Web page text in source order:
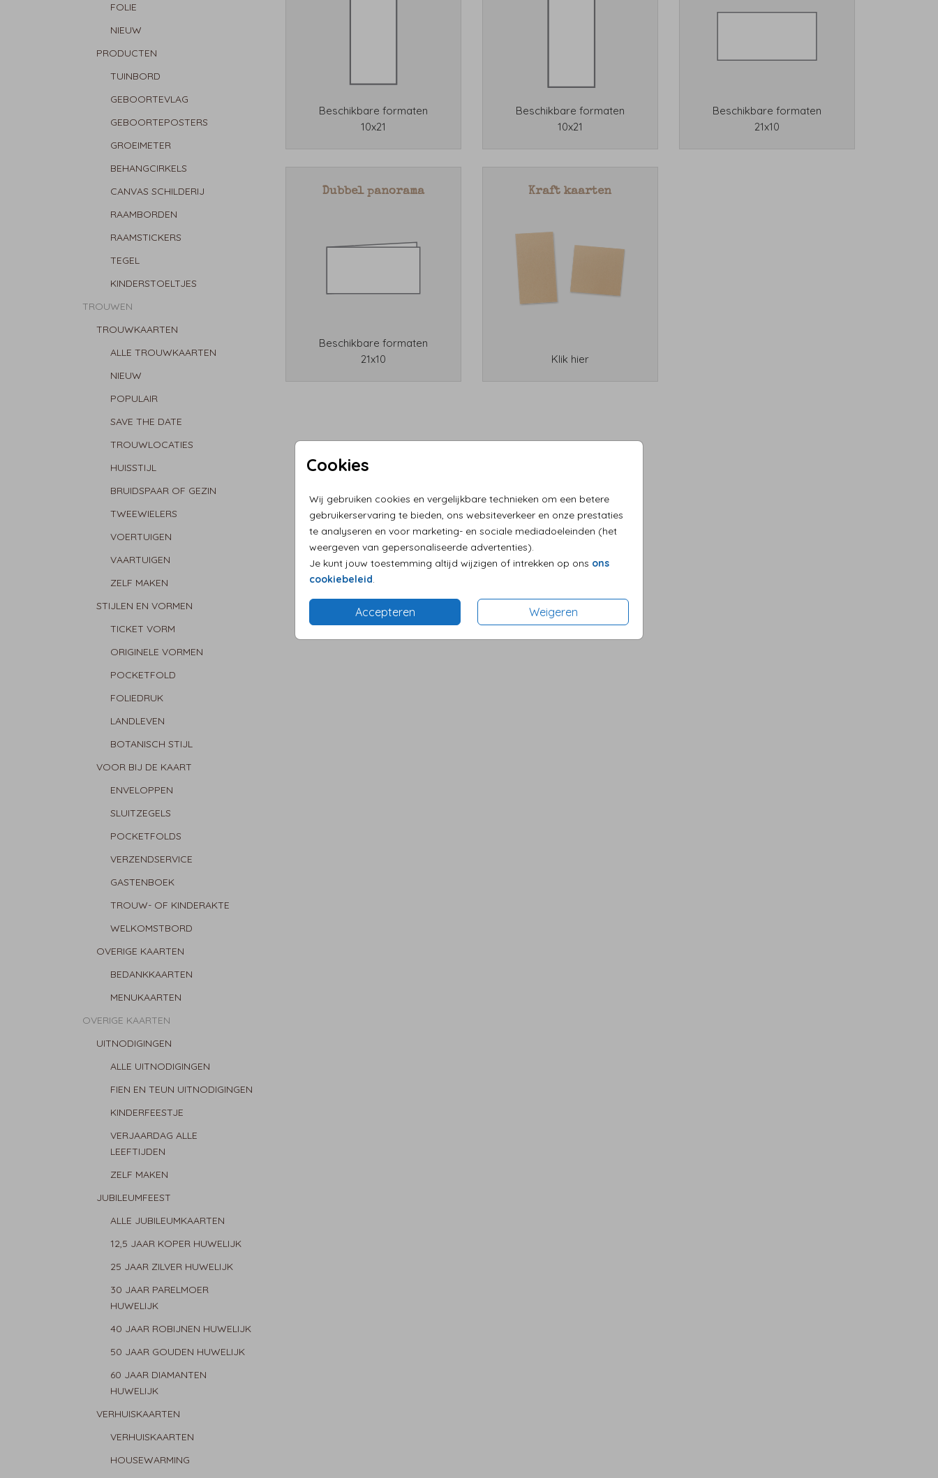
Cookies
Wij gebruiken cookies en vergelijkbare technieken om een betere
gebruikerservaring te bieden, ons websiteverkeer en onze prestaties
te analyseren en voor marketing- en sociale mediadoeleinden (het
weergeven van gepersonaliseerde advertenties).
Je kunt jouw toestemming altijd wijzigen of intrekken op ons ons
cookiebeleid.
Accepteren Weigeren
FOLIE
NIEUW
PRODUCTEN
TUINBORD
GEBOORTEVLAG
GEBOORTEPOSTERS
GROEIMETER
BEHANGCIRKELS
CANVAS SCHILDERIJ
RAAMBORDEN
RAAMSTICKERS
TEGEL
KINDERSTOELTJES
TROUWEN
TROUWKAARTEN
ALLE TROUWKAARTEN
NIEUW
POPULAIR
SAVE THE DATE
TROUWLOCATIES
HUISSTIJL
BRUIDSPAAR OF GEZIN
TWEEWIELERS
VOERTUIGEN
VAARTUIGEN
ZELF MAKEN
STIJLEN EN VORMEN
TICKET VORM
ORIGINELE VORMEN
POCKETFOLD
FOLIEDRUK
LANDLEVEN
BOTANISCH STIJL
VOOR BIJ DE KAART
ENVELOPPEN
SLUITZEGELS
POCKETFOLDS
VERZENDSERVICE
GASTENBOEK
TROUW- OF KINDERAKTE
WELKOMSTBORD
OVERIGE KAARTEN
BEDANKKAARTEN
MENUKAARTEN
OVERIGE KAARTEN
UITNODIGINGEN
ALLE UITNODIGINGEN
FIEN EN TEUN UITNODIGINGEN
KINDERFEESTJE
VERJAARDAG ALLE
LEEFTIJDEN
ZELF MAKEN
JUBILEUMFEEST
ALLE JUBILEUMKAARTEN
12,5 JAAR KOPER HUWELIJK
25 JAAR ZILVER HUWELIJK
30 JAAR PARELMOER
HUWELIJK
40 JAAR ROBIJNEN HUWELIJK
50 JAAR GOUDEN HUWELIJK
60 JAAR DIAMANTEN
HUWELIJK
VERHUISKAARTEN
VERHUISKAARTEN
HOUSEWARMING
Beschikbare formaten
10x21
Beschikbare formaten
10x21
Beschikbare formaten
21x10
Dubbel panorama
Beschikbare formaten
21x10
Kraft kaarten
Klik hier